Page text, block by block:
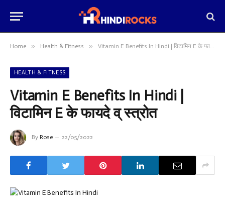
Home » Health & Fitness » Vitamin E Benefits In Hindi | विटामिन E के फायदे व् स्त्रोत
HEALTH & FITNESS
Vitamin E Benefits In Hindi |
विटामिन E के फायदे व् स्त्रोत
By Rose 22/05/2022